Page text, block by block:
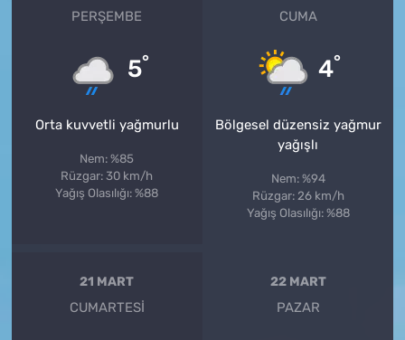
PERŞEMBE
5°
Orta kuvvetli yağmurlu
Nem: %85
Rüzgar: 30 km/h
Yağış Olasılığı: %88
CUMA
4°
Bölgesel düzensiz yağmur
yağışlı
Nem: %94
Rüzgar: 26 km/h
Yağış Olasılığı: %88
21 MART
CUMARTESI
22 MART
PAZAR